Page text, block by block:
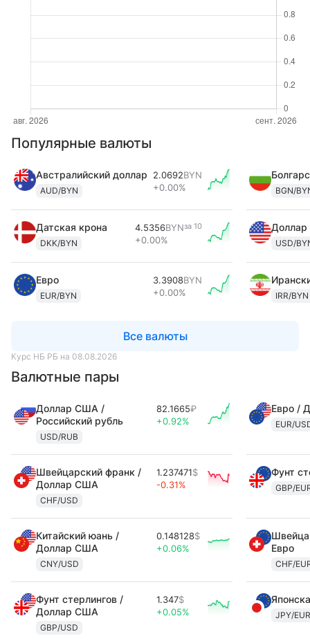
Популярные валюты
Австралийский доллар
AUD/BYN
2.0692BYN
+0.00%
BGN/
Датская крона
DKK/BYN
4.5356BYNза 10
+0.00% USD/
Евро
EUR/BYN
3.3908BYN
+0.00%
IRR/BYN
Все валюты
Курс НБ РБ на 08.08.2026
Валютные пары
Доллар США /
Российский рубль
USD/RUB
82.1665₽
+0.92%
Евро /
EUR/
Швейцарский франк /
Доллар США
CHF/USD
1.237471$
-0.31%
Фунт
GBP/
Китайский юань /
Доллар США
CNY/USD
0.148128$
+0.06%
Евро
CHF/
Фунт стерлингов /
Доллар США
GBP/USD
1.347$
+0.05%
JPY/EUR